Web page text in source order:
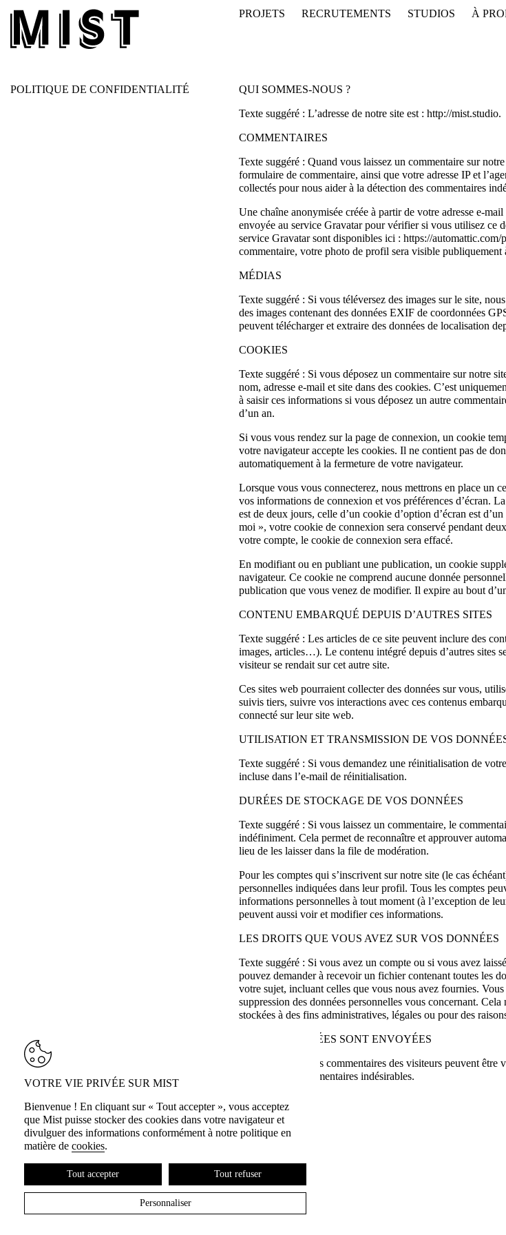
PROJETS RECRUTEMENTS STUDIOS À
POLITIQUE DE CONFIDENTIALITÉ QUI SOMMES-NOUS ?
Texte suggéré :L’adresse de notre site est : http://mist.studio.
COMMENTAIRES
Texte suggéré :Quand vous laissez un commentaire sur
formulaire de commentaire, ainsi que votre adresse IP et
collectés pour nous aider à la détection des commentaires
Une chaîne anonymisée créée à partir de votre adresse e-
envoyée au service Gravatar pour vérifier si vous utilisez ce
service Gravatar sont disponibles ici : https://
commentaire, votre photo de profil sera visible publiquement
MÉDIAS
Texte suggéré : Si vous téléversez des images sur le site,
des images contenant des données EXIF de coordonnées
peuvent télécharger et extraire des données de localisation
COOKIES
Texte suggéré : Si vous déposez un commentaire sur notre
nom, adresse e-mail et site dans des cookies. C’est
à saisir ces informations si vous déposez un autre
d’un an.
Si vous vous rendez sur la page de connexion, un cookie
votre navigateur accepte les cookies. Il ne contient pas de
automatiquement à la fermeture de votre navigateur.
Lorsque vous vous connecterez, nous mettrons en place un
vos informations de connexion et vos préférences d’écran.
est de deux jours, celle d’un cookie d’option d’écran est
moi », votre cookie de connexion sera conservé pendant
votre compte, le cookie de connexion sera effacé.
En modifiant ou en publiant une publication, un cookie
navigateur. Ce cookie ne comprend aucune donnée
publication que vous venez de modifier. Il expire au bout
CONTENU EMBARQUÉ DEPUIS D’AUTRES SITES
Texte suggéré :Les articles de ce site peuvent inclure des
images, articles…). Le contenu intégré depuis d’autres sites
visiteur se rendait sur cet autre site.
Ces sites web pourraient collecter des données sur vous,
suivis tiers, suivre vos interactions avec ces contenus
connecté sur leur site web.
UTILISATION ET TRANSMISSION DE VOS
Texte suggéré : Si vous demandez une réinitialisation de
incluse dans l’e-mail de réinitialisation.
DURÉES DE STOCKAGE DE VOS DONNÉES
Texte suggéré : Si vous laissez un commentaire, le
indéfiniment. Cela permet de reconnaître et approuver
lieu de les laisser dans la file de modération.
Pour les comptes qui s’inscrivent sur notre site (le cas
personnelles indiquées dans leur profil. Tous les comptes
informations personnelles à tout moment (à l’exception de
peuvent aussi voir et modifier ces informations.
LES DROITS QUE VOUS AVEZ SUR VOS DONNÉES
Texte suggéré : Si vous avez un compte ou si vous avez
pouvez demander à recevoir un fichier contenant toutes les
votre sujet, incluant celles que vous nous avez fournies.
suppression des données personnelles vous concernant.
stockées à des fins administratives, légales ou pour des
OÙ VOS DONNÉES SONT ENVOYÉES
Les commentaires des visiteurs peuvent être
détection des commentaires indésirables.
VOTRE VIE PRIVÉE SUR MIST
Bienvenue ! En cliquant sur « Tout accepter », vous acceptez
que Mist puisse stocker des cookies dans votre navigateur et
divulguer des informations conformément à notre politique en
matière de cookies.
Tout accepter Tout refuser
Personnaliser